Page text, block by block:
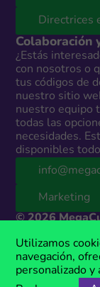
Directrices
Colaboración
¿Estás
con nosotros o
tus códigos de
nuestro sitio
nuestro equipo
todas las
necesidades.
disponibles
Marketing
© 2026
Este sitio web
terceros. Si realizás
recibir una comisión
una marca
Utilizamos
navegación,
personalizado y